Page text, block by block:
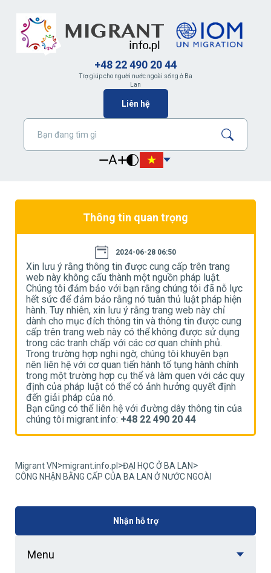
+48 22 490 20 44
Trợ giúp cho người nước ngoài sống ở Ba
Lan
Liên hệ
A
Thông tin quan trọng
2024-06-28 06:50
Xin lưu ý rằng thông tin được cung cấp trên trang
web này không cấu thành một nguồn pháp luật.
Chúng tôi đảm bảo với bạn rằng chúng tôi đã nỗ lực
hết sức để đảm bảo rằng nó tuân thủ luật pháp hiện
hành. Tuy nhiên, xin lưu ý rằng trang web này chỉ
dành cho mục đích thông tin và thông tin được cung
cấp trên trang web này có thể không được sử dụng
trong các tranh chấp với các cơ quan chính phủ.
Trong trường hợp nghi ngờ, chúng tôi khuyên bạn
nên liên hệ với cơ quan tiến hành tố tụng hành chính
trong một trường hợp cụ thể và làm quen với các quy
định của pháp luật có thể có ảnh hưởng quyết định
đến giải pháp của nó.
Bạn cũng có thể liên hệ với đường dây thông tin của
chúng tôi migrant.info: +48 22 490 20 44
Migrant VN>migrant.info.pl >ĐẠI HỌC Ở BA LAN>
CÔNG NHẬN BẰNG CẤP CỦA BA LAN Ở NƯỚC NGOÀI
Nhận hỗ trợ
Menu